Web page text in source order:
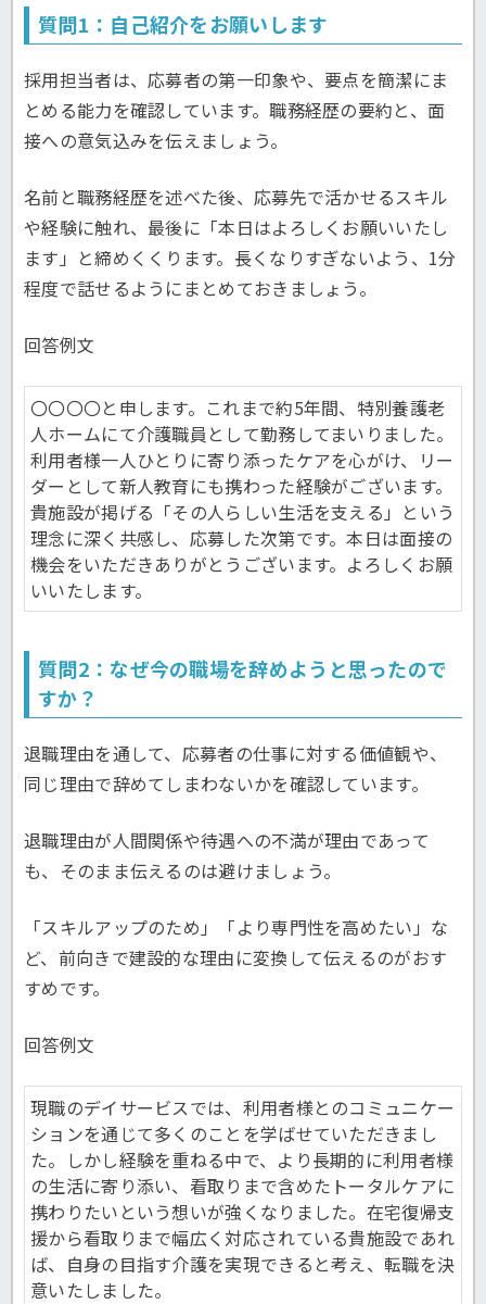
質問1：自己紹介をお願いします
採用担当者は、応募者の第一印象や、要点を簡潔にま
とめる能力を確認しています。職務経歴の要約と、面
接への意気込みを伝えましょう。
名前と職務経歴を述べた後、応募先で活かせるスキル
や経験に触れ、最後に「本日はよろしくお願いいたし
ます」と締めくくります。長くなりすぎないよう、1分
程度で話せるようにまとめておきましょう。
回答例文
〇〇〇〇と申します。これまで約5年間、特別養護老
人ホームにて介護職員として勤務してまいりました。
利用者様一人ひとりに寄り添ったケアを心がけ、リー
ダーとして新人教育にも携わった経験がございます。
貴施設が掲げる「その人らしい生活を支える」という
理念に深く共感し、応募した次第です。本日は面接の
機会をいただきありがとうございます。よろしくお願
いいたします。
質問2：なぜ今の職場を辞めようと思ったので
すか？
退職理由を通して、応募者の仕事に対する価値観や、
同じ理由で辞めてしまわないかを確認しています。
退職理由が人間関係や待遇への不満が理由であって
も、そのまま伝えるのは避けましょう。
「スキルアップのため」「より専門性を高めたい」な
ど、前向きで建設的な理由に変換して伝えるのがおす
すめです。
回答例文
現職のデイサービスでは、利用者様とのコミュニケー
ションを通じて多くのことを学ばせていただきまし
た。しかし経験を重ねる中で、より長期的に利用者様
の生活に寄り添い、看取りまで含めたトータルケアに
携わりたいという想いが強くなりました。在宅復帰支
援から看取りまで幅広く対応されている貴施設であれ
ば、自身の目指す介護を実現できると考え、転職を決
意いたしました。